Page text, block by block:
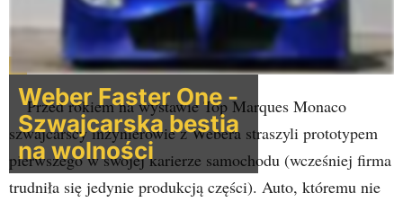
Weber Faster One -
Szwajcarska bestia
na wolności
Przed rokiem na wystawie Top Marques Monaco
szwajcarscy inżynierowie z Webera straszyli prototypem
pierwszego w swojej karierze samochodu (wcześniej firma
trudniła się jedynie produkcją części). Auto, któremu nie